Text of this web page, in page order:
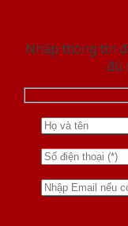
Nhập thông tin
đủ